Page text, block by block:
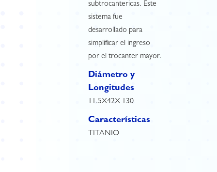
subtrocantericas. Este
sistema fue
desarrollado para
simplificar el ingreso
por el trocanter mayor.
Diámetro y
Longitudes
11.5X42X 130
Características
TITANIO